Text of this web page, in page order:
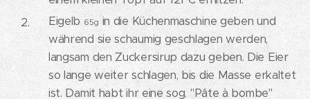
Eigelb 65g in die Küchenmaschine geben und
während sie schaumig geschlagen werden,
langsam den Zuckersirup dazu geben. Die Eier
so lange weiter schlagen, bis die Masse erkaltet
ist. Damit habt ihr eine sog. "Pâte à bombe"